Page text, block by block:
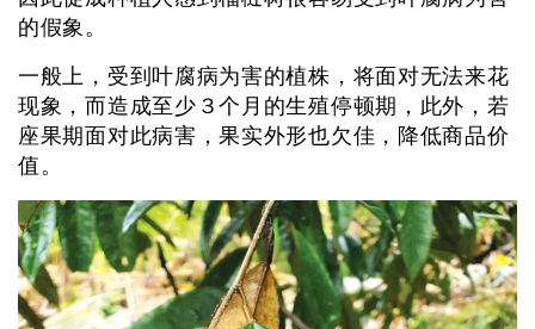
的假象。
一般上，受到叶腐病为害的植株，将面对无法来花
现象，而造成至少３个月的生殖停顿期，此外，若
座果期面对此病害，果实外形也欠佳，降低商品价
值。